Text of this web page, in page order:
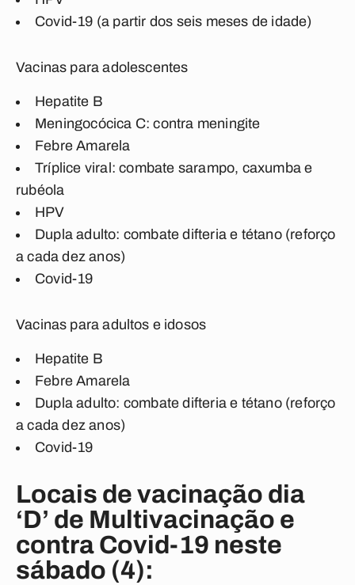
Covid-19 (a partir dos seis meses de idade)
Vacinas para adolescentes
Hepatite B
Meningocócica C: contra meningite
Febre Amarela
Tríplice viral: combate sarampo, caxumba e
rubéola
HPV
Dupla adulto: combate difteria e tétano (reforço
a cada dez anos)
Covid-19
Vacinas para adultos e idosos
Hepatite B
Febre Amarela
Dupla adulto: combate difteria e tétano (reforço
a cada dez anos)
Covid-19
Locais de vacinação dia
‘D’ de Multivacinação e
contra Covid-19 neste
sábado (4):